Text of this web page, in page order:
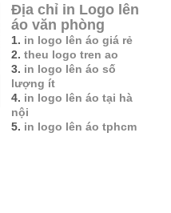
Địa chỉ in Logo lên
áo văn phòng
1. in logo lên áo giá rẻ
2. theu logo tren ao
3. in logo lên áo số
lượng ít
4. in logo lên áo tại hà
nội
5. in logo lên áo tphcm